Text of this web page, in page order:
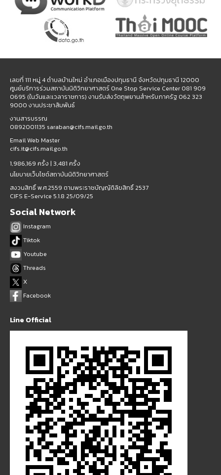
เลขที่ 111 หมู่ 4 ตำบลบ้านใหม่ อำเภอเมืองปทุมธานี จังหวัดปทุมธานี 12000
ศูนย์บริการร่วมสถาบันนิติวิทยาศาสตร์ One Stop Service Center 081 909
0695 (ในวันและเวลาราชการ) งานรับส่งวัตถุพยานสำหรับภาครัฐ 062 323
9000 งานประชาสัมพันธ์
งานสารบรรณ
0892001135 saraban@cifs.mail.go.th
Email Web Master
cifs.it@cifs.mail.go.th
1,986,169 ครั้ง | 3,481 ครั้ง
นโยบายเว็บไซต์สถาบันนิติวิทยาศาสตร์
สงวนสิทธิ์ พ.ศ.2559 ตามพระราชบัญญัติลิขสิทธิ์ 2537
CIFS E-Service 5.1.8 25/09/25
Social Network
Instagram
Tiktok
Youtube
Threads
X
Facebook
Line Official